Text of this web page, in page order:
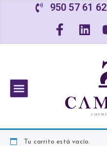
950 57 61 62
Tu carrito está vacío.